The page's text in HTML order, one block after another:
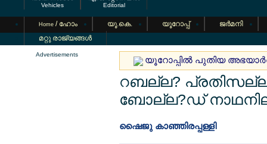
Vehicles Editorial
Home / ഹോം യൂ.കെ. യൂറോപ്പ്
ജര്‍മനി
മറ്റു രാജ്യങ്ങള്‍
Advertisements
യൂറോപ്പില്‍ പുതിയ
റബല്ല?
ബോല്ല?ഡ്
ഷൈജു കാഞ്ഞിരപ്പള്ളി